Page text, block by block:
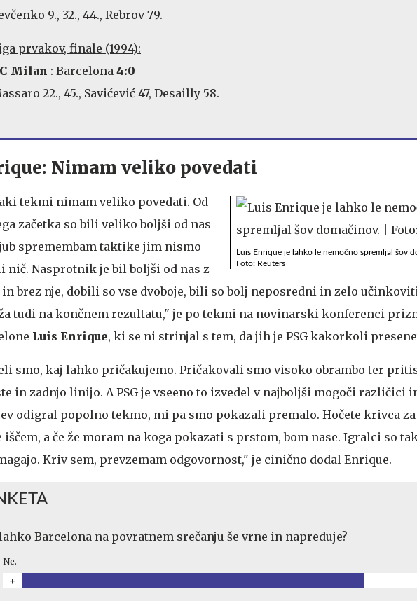
9., 32., 44., Rebrov 79.
prvakov, finale (1994):
Milan : Barcelona 4:0
22., 45., Savićević 47, Desailly 58.
Nimam veliko povedati
Luis Enrique je lahko le nemočno spremljal šov
Foto: Reuters
tekmi nimam veliko povedati. Od
začetka so bili veliko boljši od nas
spremembam taktike jim nismo
nič. Nasprotnik je bil boljši od nas z
in brez nje, dobili so vse dvoboje, bili so bolj neposredni in zelo
tudi na končnem rezultatu," je po tekmi na novinarski konferenci
Luis Enrique, ki se ni strinjal s tem, da jih je PSG kakorkoli
smo, kaj lahko pričakujemo. Pričakovali smo visoko obrambo ter
in zadnjo linijo. A PSG je vseeno to izvedel v najboljši mogoči različici
odigral popolno tekmo, mi pa smo pokazali premalo. Hočete krivca za
iščem, a če že moram na koga pokazati s prstom, bom nase. Igralci so
Kriv sem, prevzemam odgovornost," je cinično dodal Enrique.
lahko Barcelona na povratnem srečanju še vrne in napreduje?
Ne.
+